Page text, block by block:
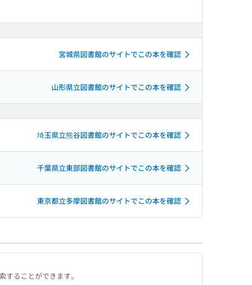
宮城県図書館のサイトでこの本を確認
山形県立図書館のサイトでこの本を確認
埼玉県立熊谷図書館のサイトでこの本を確認
千葉県立東部図書館のサイトでこの本を確認
東京都立多摩図書館のサイトでこの本を確認
ることができます。